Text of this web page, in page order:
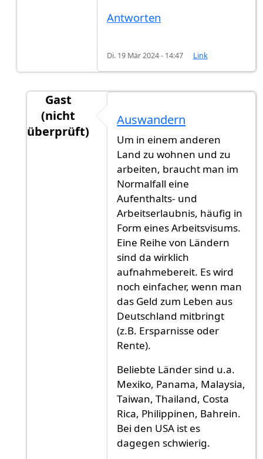
Antworten
Di. 19 Mär 2024 - 14:47 Link
Gast
(nicht
überprüft)
Asyl in einem afrikanischen oder
Auswandern
Um in einem anderen
Land zu wohnen und zu
arbeiten, braucht man im
Normalfall eine
Aufenthalts- und
Arbeitserlaubnis, häufig in
Form eines Arbeitsvisums.
Eine Reihe von Ländern
sind da wirklich
aufnahmebereit. Es wird
noch einfacher, wenn man
das Geld zum Leben aus
Deutschland mitbringt
(z.B. Ersparnisse oder
Rente).
Beliebte Länder sind u.a.
Mexiko, Panama, Malaysia,
Taiwan, Thailand, Costa
Rica, Philippinen, Bahrein.
Bei den USA ist es
dagegen schwierig.